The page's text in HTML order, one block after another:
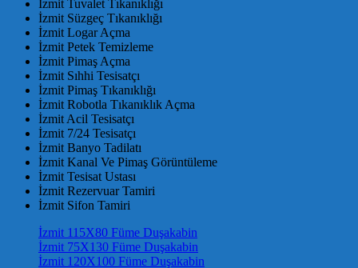
İzmit Tuvalet Tıkanıklığı
İzmit Süzgeç Tıkanıklığı
İzmit Logar Açma
İzmit Petek Temizleme
İzmit Pimaş Açma
İzmit Sıhhi Tesisatçı
İzmit Pimaş Tıkanıklığı
İzmit Robotla Tıkanıklık Açma
İzmit Acil Tesisatçı
İzmit 7/24 Tesisatçı
İzmit Banyo Tadilatı
İzmit Kanal Ve Pimaş Görüntüleme
İzmit Tesisat Ustası
İzmit Rezervuar Tamiri
İzmit Sifon Tamiri
İzmit 115X80 Füme Duşakabin
İzmit 75X130 Füme Duşakabin
İzmit 120X100 Füme Duşakabin